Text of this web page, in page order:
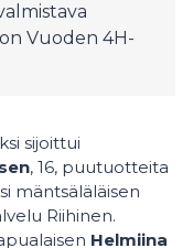
Vuoden 4H-
sijoittui
, 16, puutuotteita
mäntsäläläisen
Riihinen.
Helmiina